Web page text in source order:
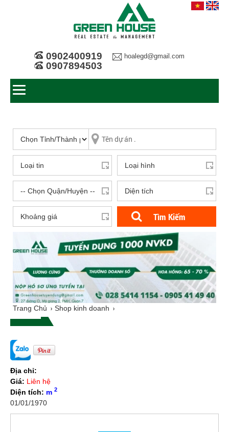
0902400919
0907894503
hoalegd@gmail.com
Tìm Kiếm
Trang Chủ Shop kinh doanh
Địa chỉ:
Giá: Liên hệ
Diện tích: m 2
01/01/1970